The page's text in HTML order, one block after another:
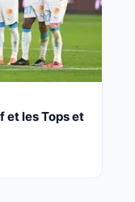
et les Tops et